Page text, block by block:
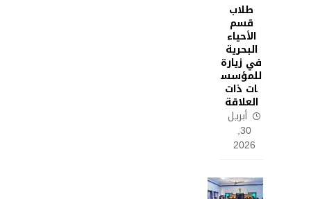
طلاب
قسم
الأحياء
البحرية
في زيارة
للمؤسس
ات ذات
العلاقة
أبريل
30,
2026